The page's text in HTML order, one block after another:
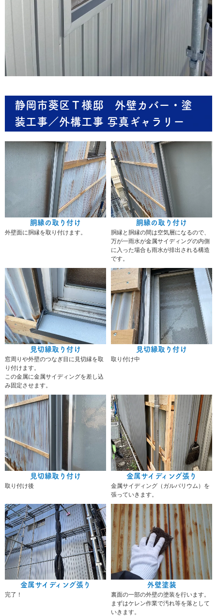
静岡市葵区Ｔ様邸 外壁カバー・塗
装工事／外構工事 写真ギャラリー
胴縁の取り付け
外壁面に胴縁を取り付けます。
胴縁の取り付け
胴縁と胴縁の間は空気層になるので、
万が一雨水が金属サイディングの内側
に入った場合も雨水が排出される構造
です。
見切縁取り付け
窓周りや外壁のつなぎ目に見切縁を取
り付けます。
この金属に金属サイディングを差し込
み固定させます。
見切縁取り付け
取り付け中
見切縁取り付け
取り付け後
金属サイディング張り
金属サイディング（ガルバリウム）を
張っていきます。
金属サイディング張り
完了！
外壁塗装
裏面の一部の外壁の塗装を行います。
まずはケレン作業で汚れ等を落として
いきます。